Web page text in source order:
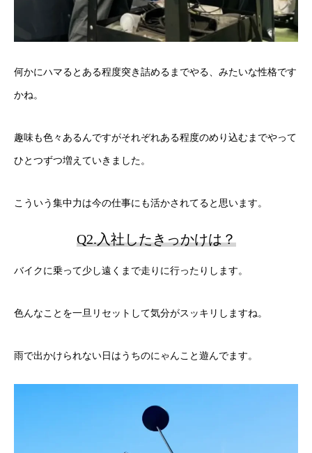
何かにハマるとある程度突き詰めるまでやる、みたいな性格です
かね。
趣味も色々あるんですがそれぞれある程度のめり込むまでやって
ひとつずつ増えていきました。
こういう集中力は今の仕事にも活かされてると思います。
Q2.入社したきっかけは？
バイクに乗って少し遠くまで走りに行ったりします。
色んなことを一旦リセットして気分がスッキリしますね。
雨で出かけられない日はうちのにゃんこと遊んでます。